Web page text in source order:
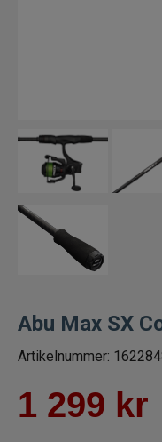
Flugfiskeset
Havsfiskeset
Trollingset
Vertikalset
Fiskeset för barn
Abu Max SX
Artikelnummer:
1 299 kr